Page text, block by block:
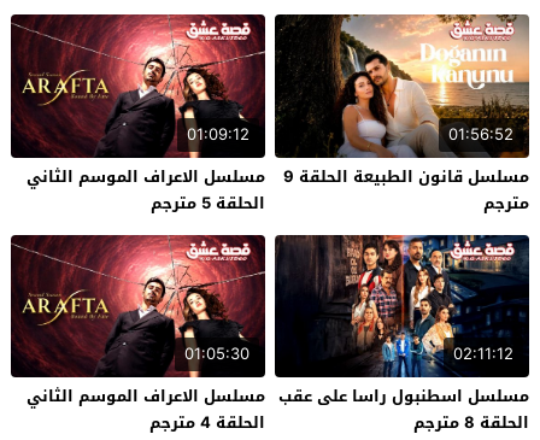
01:56:52
مسلسل قانون الطبيعة الحلقة 9
مترجم
01:09:12
مسلسل الاعراف الموسم الثاني
الحلقة 5 مترجم
02:11:12
مسلسل اسطنبول راسا على عقب
الحلقة 8 مترجم
01:05:30
مسلسل الاعراف الموسم الثاني
الحلقة 4 مترجم